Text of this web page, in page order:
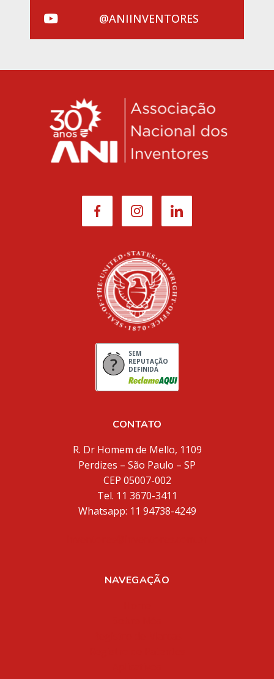
@ANIINVENTORES
SEM
REPUTAÇÃO
DEFINIDA
CONTATO
R. Dr Homem de Mello, 1109
Perdizes – São Paulo – SP
CEP 05007-002
Tel. 11 3670-3411
Whatsapp: 11 94738-4249
NAVEGAÇÃO